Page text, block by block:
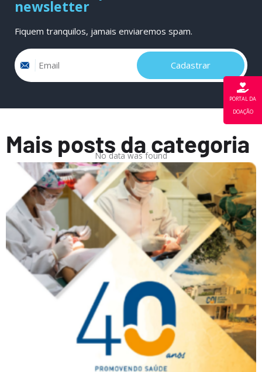
PORTAL DA
DOAÇÃO
newsletter
Fiquem tranquilos, jamais enviaremos spam.
Email
Cadastrar
Mais posts da categoria
No data was found